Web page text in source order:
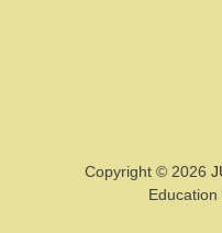
Copyright © 2026
Education